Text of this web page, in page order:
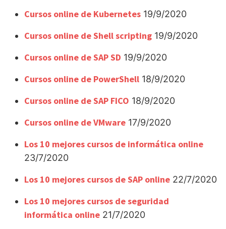
Cursos online de Kubernetes 19/9/2020
Cursos online de Shell scripting 19/9/2020
Cursos online de SAP SD 19/9/2020
Cursos online de PowerShell 18/9/2020
Cursos online de SAP FICO 18/9/2020
Cursos online de VMware 17/9/2020
Los 10 mejores cursos de informática online
23/7/2020
Los 10 mejores cursos de SAP online 22/7/2020
Los 10 mejores cursos de seguridad
informática online 21/7/2020